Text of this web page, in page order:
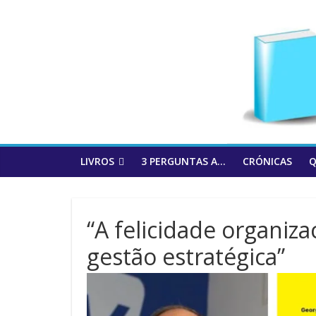
LIVROS 3 PERGUNTAS A… CRÓNICAS
“A felicidade
gestão estratégica”